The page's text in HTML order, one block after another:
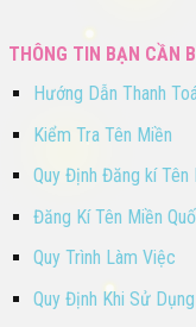
THÔNG TIN BẠN CẦN
Hướng Dẫn Thanh
Kiểm Tra Tên Miền
Quy Định Đăng kí Tên
Đăng Kí Tên Miền
Quy Trình Làm Việc
Quy Định Khi Sử